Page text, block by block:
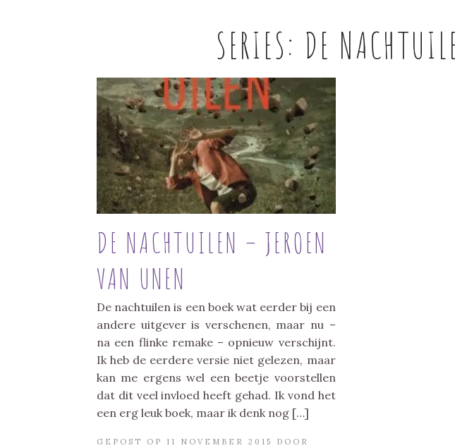
SERIES: DE
DE NACHTUILEN – JEROEN
VAN UNEN
De nachtuilen is een boek wat eerder bij een
andere uitgever is verschenen, maar nu –
na een flinke remake – opnieuw verschijnt.
Ik heb de eerdere versie niet gelezen, maar
kan me ergens wel een beetje voorstellen
dat dit veel invloed heeft gehad. Ik vond het
een erg leuk boek, maar ik denk nog […]
GEPOST OP 11 NOVEMBER 2015 DOOR